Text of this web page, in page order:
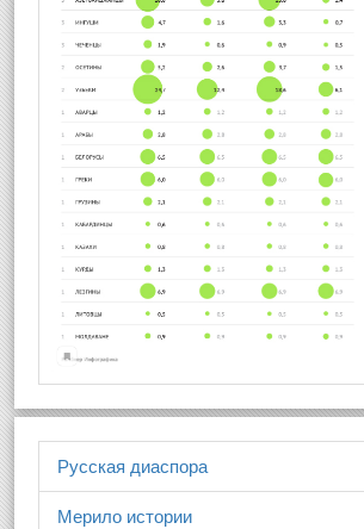
Русская диаспора
Мерило истории